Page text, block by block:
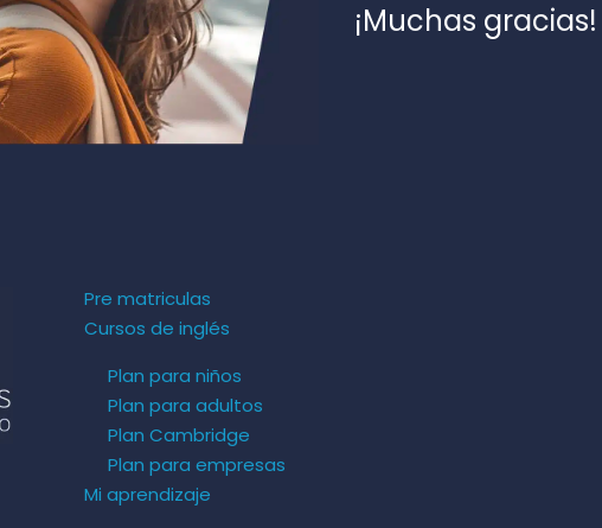
¡Muchas gracias!
Pre matriculas
Cursos de inglés
Plan para niños
Plan para adultos
Plan Cambridge
Plan para empresas
Mi aprendizaje